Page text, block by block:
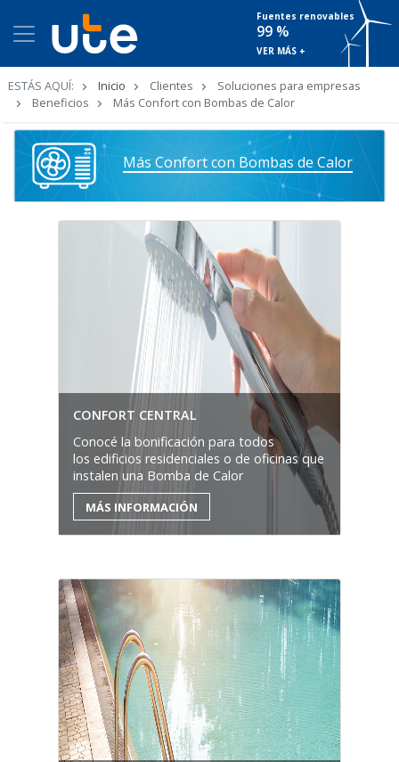
Fuentes renovables
99 %
VER MÁS +
ESTÁS AQUÍ: Inicio Clientes
Soluciones para empresas
Beneficios
Más Confort con Bombas de Calor
Más Confort con Bombas de Calor
CONFORT CENTRAL
Conocé la bonificación para todos
los edificios residenciales o de oficinas que
instalen una Bomba de Calor
MÁS INFORMACIÓN